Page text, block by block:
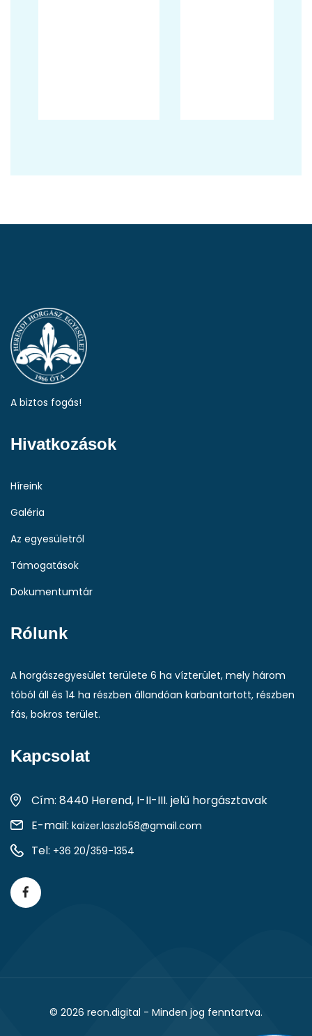
A biztos fogás!
Hivatkozások
Híreink
Galéria
Az egyesületről
Támogatások
Dokumentumtár
Rólunk
A horgászegyesület területe 6 ha vízterület, mely három
tóból áll és 14 ha részben állandóan karbantartott, részben
fás, bokros terület.
Kapcsolat
Cím: 8440 Herend, I-II-III. jelű horgásztavak
E-mail: kaizer.laszlo58@gmail.com
Tel: +36 20/359-1354
© 2026 reon.digital - Minden jog fenntartva.